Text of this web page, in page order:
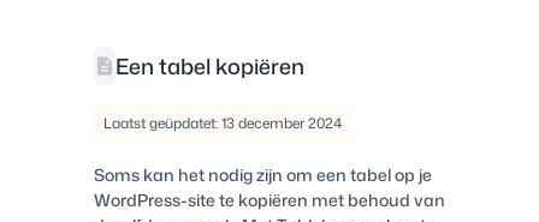
Een tabel kopiëren
Laatst geüpdatet: 13 december 2024
Soms kan het nodig zijn om een tabel op je
WordPress-site te kopiëren met behoud van